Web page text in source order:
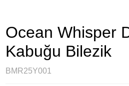
Ocean Whisper
Kabuğu Bilezik
BMR25Y001